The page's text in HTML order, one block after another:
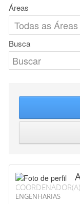
Áreas
Busca
COORDENADOR(A)
ENGENHARIAS